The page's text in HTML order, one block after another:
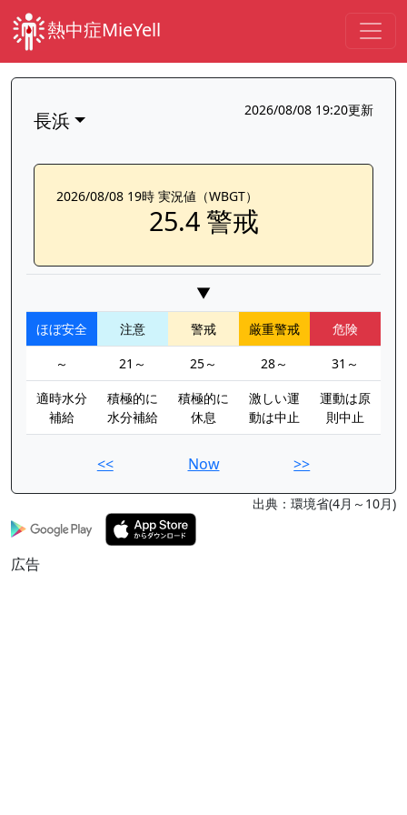
熱中症MieYell
長浜 2026/08/08 19:20更新
2026/08/08 19時 実況値（WBGT）
25.4 警戒
▼
ほぼ安全 注意 警戒 厳重警戒
危険
～
21～ 25～ 28～
31～
適時水分
補給
積極的に
水分補給
積極的に
休息
激しい運
動は中止
運動は原
則中止
<< Now >>
出典：環境省(4月～10月)
広告